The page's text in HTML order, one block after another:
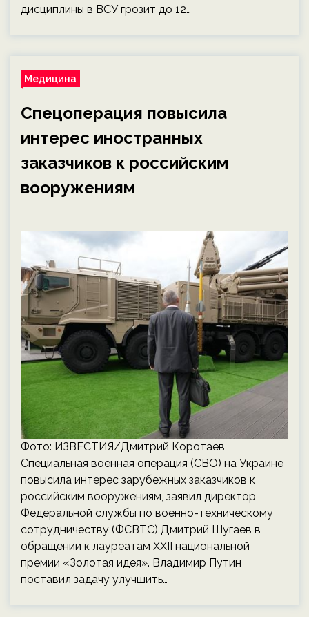
дисциплины в ВСУ грозит до 12…
Медицина
Спецоперация повысила
интерес иностранных
заказчиков к российским
вооружениям
Фото: ИЗВЕСТИЯ/Дмитрий Коротаев
Специальная военная операция (СВО) на Украине
повысила интерес зарубежных заказчиков к
российским вооружениям, заявил директор
Федеральной службы по военно-техническому
сотрудничеству (ФСВТС) Дмитрий Шугаев в
обращении к лауреатам XXII национальной
премии «Золотая идея». Владимир Путин
поставил задачу улучшить…